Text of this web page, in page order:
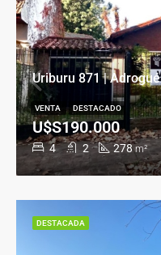
Uriburu 871 | Adrogué
4 2 278 m²
U$S190.000
VENTA DESTACADO
DESTACADA